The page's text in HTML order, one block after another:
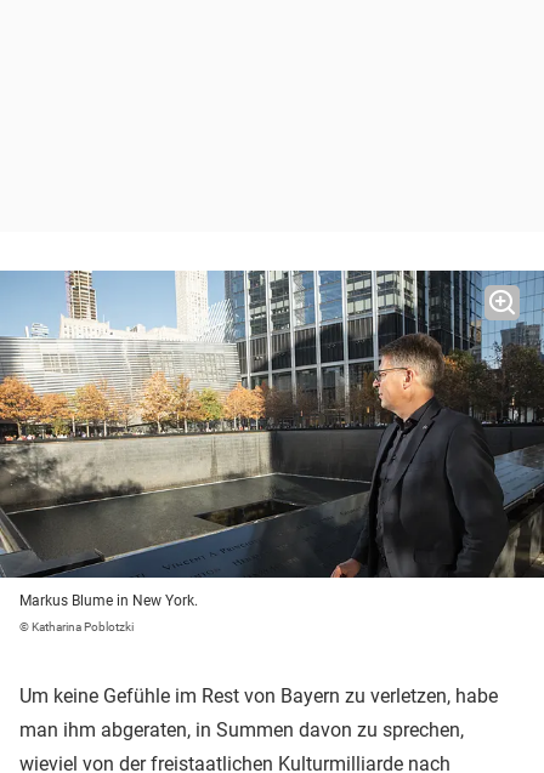
Markus Blume in New York.
© Katharina Poblotzki
Um keine Gefühle im Rest von Bayern zu verletzen, habe
man ihm abgeraten, in Summen davon zu sprechen,
wieviel von der freistaatlichen Kulturmilliarde nach